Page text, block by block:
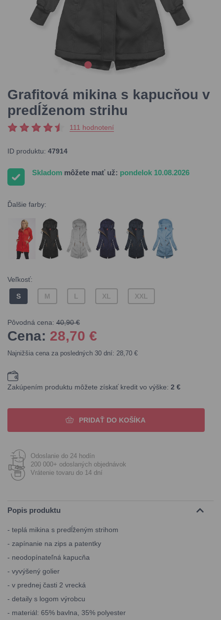
Grafitová mikina s kapucňou v
predĺženom strihu
111 hodnotení
ID produktu: 47914
Skladom môžete mať už: pondelok 10.08.2026
Ďalšie farby:
Veľkosť:
S M L XL XXL
Pôvodná cena: 40,90 €
Cena: 28,70 €
Najnižšia cena za posledných 30 dní: 28,70 €
Zakúpením produktu môžete získať kredit vo výške: 2 €
PRIDAŤ DO KOŠÍKA
Odoslanie do 24 hodín
200 000+ odoslaných objednávok
Vrátenie tovaru do 14 dní
Popis produktu
- teplá mikina s predĺženým strihom
- zapínanie na zips a patentky
- neodopínateľná kapucňa
- vyvýšený golier
- v prednej časti 2 vrecká
- detaily s logom výrobcu
- materiál: 65% bavlna, 35% polyester